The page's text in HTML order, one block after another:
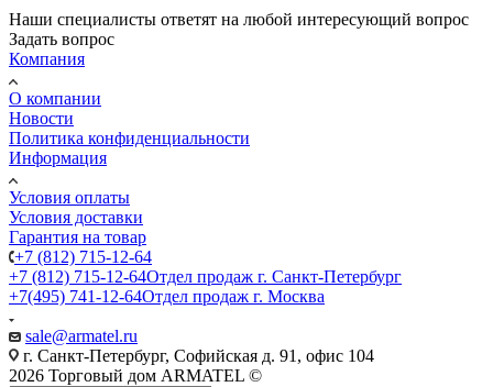
Наши специалисты ответят на любой интересующий вопрос
Задать вопрос
Компания
О компании
Новости
Политика конфиденциальности
Информация
Условия оплаты
Условия доставки
Гарантия на товар
+7 (812) 715-12-64
+7 (812) 715-12-64Отдел продаж г. Санкт-Петербург
+7(495) 741-12-64Отдел продаж г. Москва
sale@armatel.ru
г. Санкт-Петербург, Софийская д. 91, офис 104
2026 Торговый дом ARMATEL ©